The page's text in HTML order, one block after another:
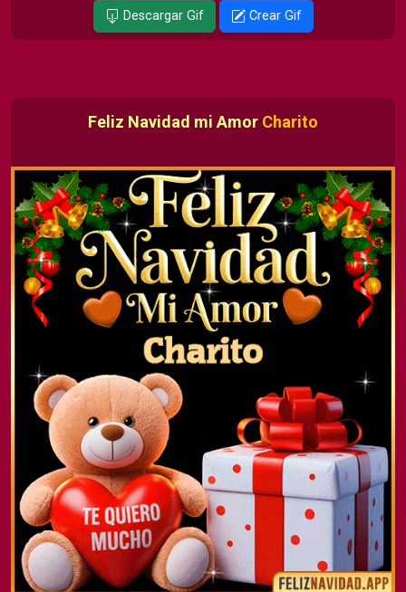
Descargar Gif Crear Gif
Feliz Navidad mi Amor Charito